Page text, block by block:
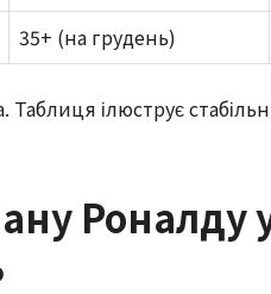
35+ (на грудень)
ілюструє
Роналду